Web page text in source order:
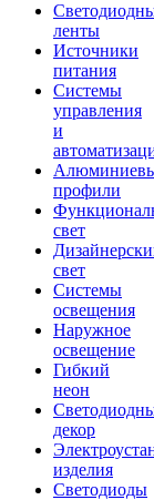
ленты
Источники
питания
Системы
управления
и
профили
свет
свет
Системы
освещения
Наружное
освещение
Гибкий
неон
декор
изделия
Светодиоды